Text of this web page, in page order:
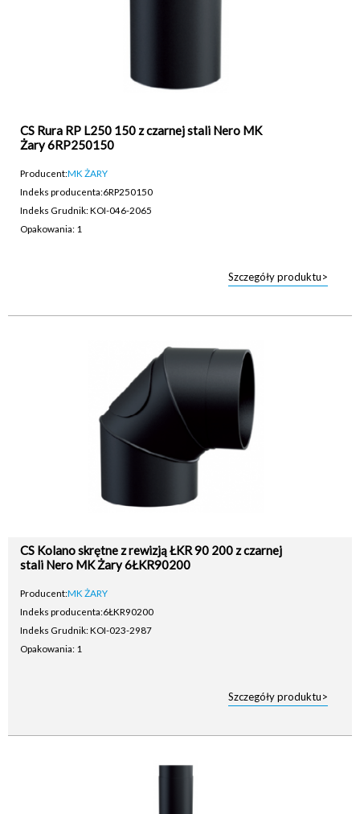
CS Rura RP L250 150 z czarnej stali Nero MK
Żary 6RP250150
Producent:MK ŻARY
Indeks producenta:6RP250150
Indeks Grudnik: KOI-046-2065
Opakowania: 1
Szczegóły produktu>
CS Kolano skrętne z rewizją ŁKR 90 200 z czarnej
stali Nero MK Żary 6ŁKR90200
Producent:MK ŻARY
Indeks producenta:6ŁKR90200
Indeks Grudnik: KOI-023-2987
Opakowania: 1
Szczegóły produktu>